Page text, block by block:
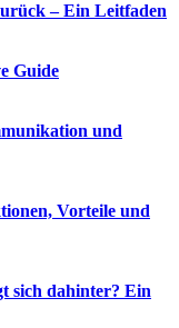
– Ein Leitfaden
Guide
und
Vorteile und
sich dahinter? Ein